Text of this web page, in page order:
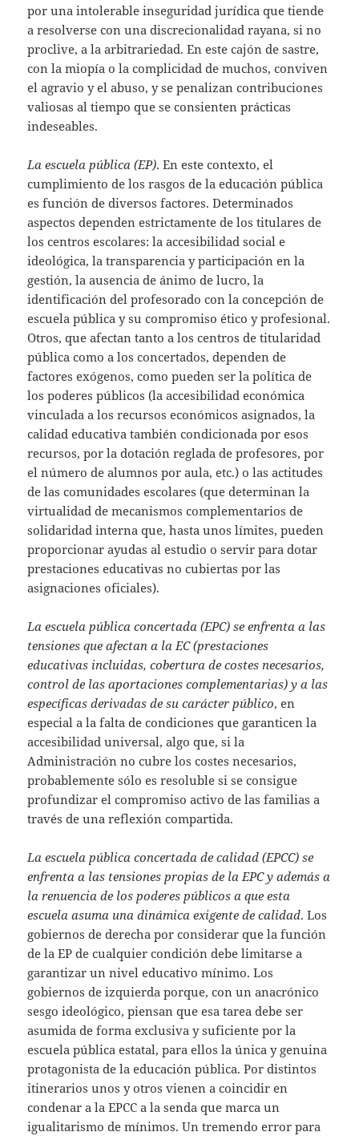
por una intolerable inseguridad jurídica que tiende
a resolverse con una discrecionalidad rayana, si no
proclive, a la arbitrariedad. En este cajón de sastre,
con la miopía o la complicidad de muchos, conviven
el agravio y el abuso, y se penalizan contribuciones
valiosas al tiempo que se consienten prácticas
indeseables.
La escuela pública (EP). En este contexto, el
cumplimiento de los rasgos de la educación pública
es función de diversos factores. Determinados
aspectos dependen estrictamente de los titulares de
los centros escolares: la accesibilidad social e
ideológica, la transparencia y participación en la
gestión, la ausencia de ánimo de lucro, la
identificación del profesorado con la concepción de
escuela pública y su compromiso ético y profesional.
Otros, que afectan tanto a los centros de titularidad
pública como a los concertados, dependen de
factores exógenos, como pueden ser la política de
los poderes públicos (la accesibilidad económica
vinculada a los recursos económicos asignados, la
calidad educativa también condicionada por esos
recursos, por la dotación reglada de profesores, por
el número de alumnos por aula, etc.) o las actitudes
de las comunidades escolares (que determinan la
virtualidad de mecanismos complementarios de
solidaridad interna que, hasta unos límites, pueden
proporcionar ayudas al estudio o servir para dotar
prestaciones educativas no cubiertas por las
asignaciones oficiales).
La escuela pública concertada (EPC) se enfrenta a las
tensiones que afectan a la EC (prestaciones
educativas incluidas, cobertura de costes necesarios,
control de las aportaciones complementarias) y a las
específicas derivadas de su carácter público, en
especial a la falta de condiciones que garanticen la
accesibilidad universal, algo que, si la
Administración no cubre los costes necesarios,
probablemente sólo es resoluble si se consigue
profundizar el compromiso activo de las familias a
través de una reflexión compartida.
La escuela pública concertada de calidad (EPCC) se
enfrenta a las tensiones propias de la EPC y además a
la renuencia de los poderes públicos a que esta
escuela asuma una dinámica exigente de calidad. Los
gobiernos de derecha por considerar que la función
de la EP de cualquier condición debe limitarse a
garantizar un nivel educativo mínimo. Los
gobiernos de izquierda porque, con un anacrónico
sesgo ideológico, piensan que esa tarea debe ser
asumida de forma exclusiva y suficiente por la
escuela pública estatal, para ellos la única y genuina
protagonista de la educación pública. Por distintos
itinerarios unos y otros vienen a coincidir en
condenar a la EPCC a la senda que marca un
igualitarismo de mínimos. Un tremendo error para